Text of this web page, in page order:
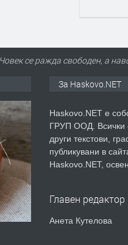
Човек се ражда свободен, а
За Haskovo.NET
Haskovo.NET е
ГРУП ООД. Всички
други текстови,
публикувани в
Haskovo.NET,
Главен редактор
Анета Кутелова